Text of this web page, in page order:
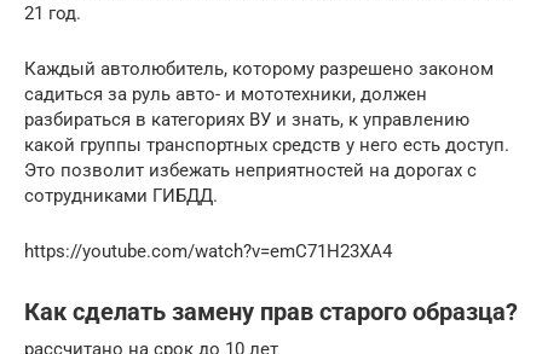
21 год.
Каждый автолюбитель, которому разрешено законом
садиться за руль авто- и мототехники, должен
разбираться в категориях ВУ и знать, к управлению
какой группы транспортных средств у него есть доступ.
Это позволит избежать неприятностей на дорогах с
сотрудниками ГИБДД.
https://youtube.com/watch?v=emC71H23XA4
Как сделать замену прав старого образца?
рассчитано на срок до 10 лет